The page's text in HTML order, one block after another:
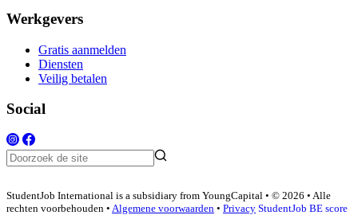
Werkgevers
Gratis aanmelden
Diensten
Veilig betalen
Social
StudentJob International is a subsidiary from YoungCapital • © 2026 • Alle
rechten voorbehouden • Algemene voorwaarden • Privacy StudentJob BE score